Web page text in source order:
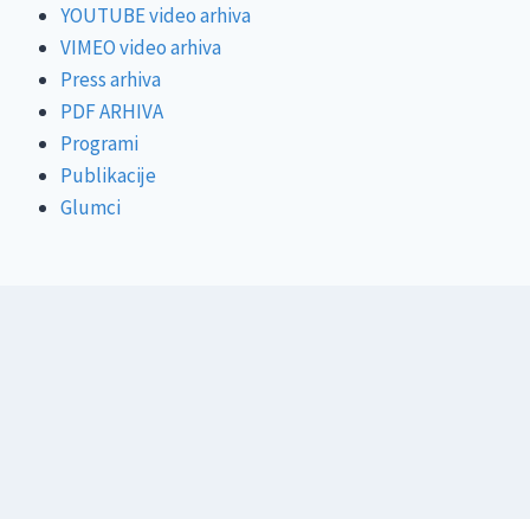
YOUTUBE video arhiva
VIMEO video arhiva
Press arhiva
PDF ARHIVA
Programi
Publikacije
Glumci